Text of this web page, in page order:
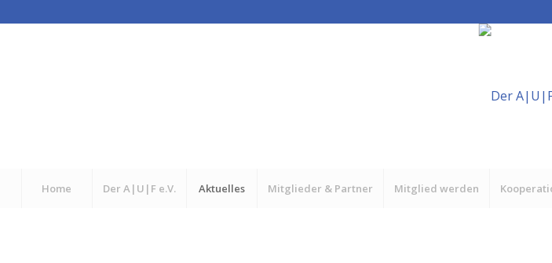
Home Der A|U|F e.V. Aktuelles Mitglieder & Partner Mitglied werden